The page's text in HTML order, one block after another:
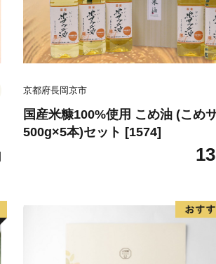
京都府長岡京市
国産米糠100%使用 こめ油 (こめ
500g×5本)セット [1574]